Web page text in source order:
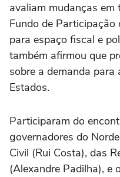
avaliam mudanças em
Fundo de Participação
para espaço fiscal e
também afirmou que
sobre a demanda
Estados.
Participaram do
governadores do
Civil (Rui Costa), das
(Alexandre Padilha), e